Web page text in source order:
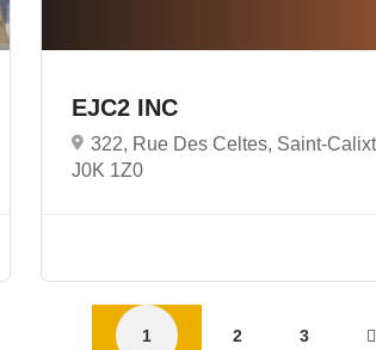
EJC2 INC
322, Rue Des Celtes, Saint-
J0K 1Z0
1 2 3